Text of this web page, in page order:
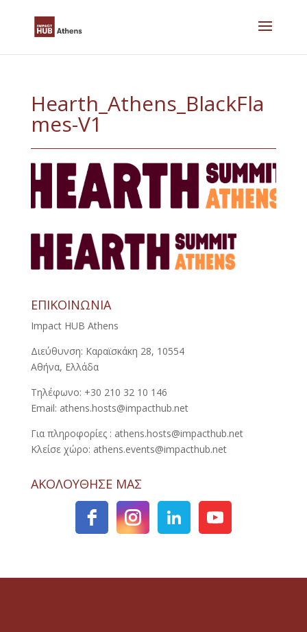
Hearth_Athens_BlackFla
mes-V1
ΕΠΙΚΟΙΝΩΝΙΑ
Impact HUB Athens
Διεύθυνση: Καραϊσκάκη 28, 10554
Αθήνα, Ελλάδα
Τηλέφωνο: +30 210 32 10 146
Email: athens.hosts@impacthub.net
Για πληροφορίες : athens.hosts@impacthub.net
Κλείσε χώρο: athens.events@impacthub.net
ΑΚΟΛΟΥΘΗΣΕ ΜΑΣ